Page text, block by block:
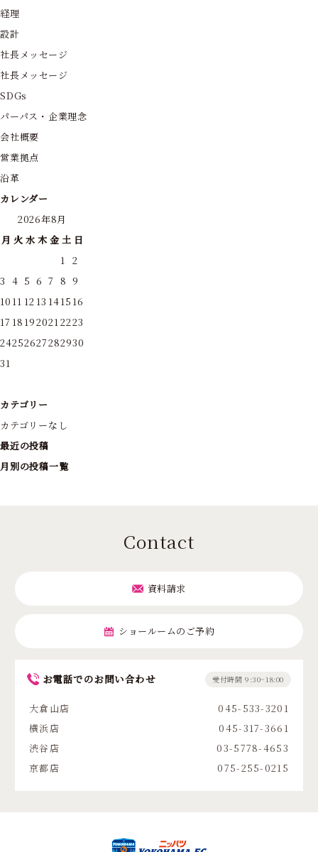
経理
設計
社長メッセージ
社長メッセージ
SDGs
パーパス・企業理念
会社概要
営業拠点
沿革
カレンダー
2026年8月
月 火水 木金 土 日
1 2
3 4 5 6 7 8 9
10 11 12 13 1415 16
17 18 1920212223
24252627282930
31
カテゴリー
カテゴリーなし
最近の投稿
月別の投稿一覧
Contact
資料請求
ショールームのご予約
お電話でのお問い合わせ 受付時間 9:30~18:00
大倉山店
045-533-3201
横浜店
045-317-3661
渋谷店
03-5778-4653
京都店
075-255-0215